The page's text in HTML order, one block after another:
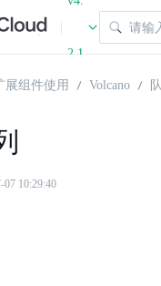
|
2.1
展组件使用 Volcano
10:29:40